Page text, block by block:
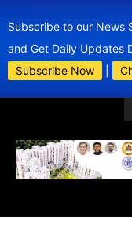
Subscribe to our News
and Get Daily Updates
Subscribe Now